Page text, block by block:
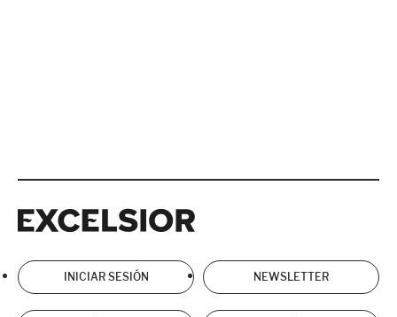
INICIAR SESIÓN NEWSLETTER